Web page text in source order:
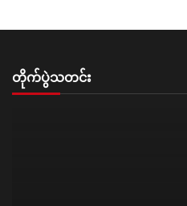
တိုက်ပွဲသတင်း